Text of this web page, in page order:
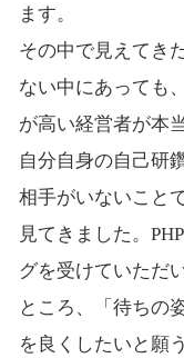
ます。
その中で見えてき
ない中にあっても
が高い経営者が本
自分自身の自己研
相手がいないこと
見てきました。
グを受けていただ
ところ、「待ちの
を良くしたいと願